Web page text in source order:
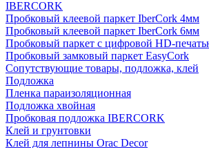
IBERCORK
Пробковый клеевой паркет IberCork 4мм
Пробковый клеевой паркет IberCork 6мм
Пробковый паркет с цифровой HD-
Пробковый замковый паркет EasyCork
Сопутствующие товары, подложка, клей
Подложка
Пленка параизоляционная
Подложка хвойная
Пробковая подложка IBERCORK
Клей и грунтовки
Клей для лепнины Orac Decor